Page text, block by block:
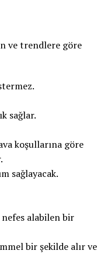
ve trendlere göre
sağlar.
koşullarına göre
sağlayacak.
alabilen bir
bir şekilde alır ve